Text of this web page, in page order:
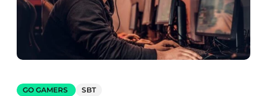
GO GAMERS SBT